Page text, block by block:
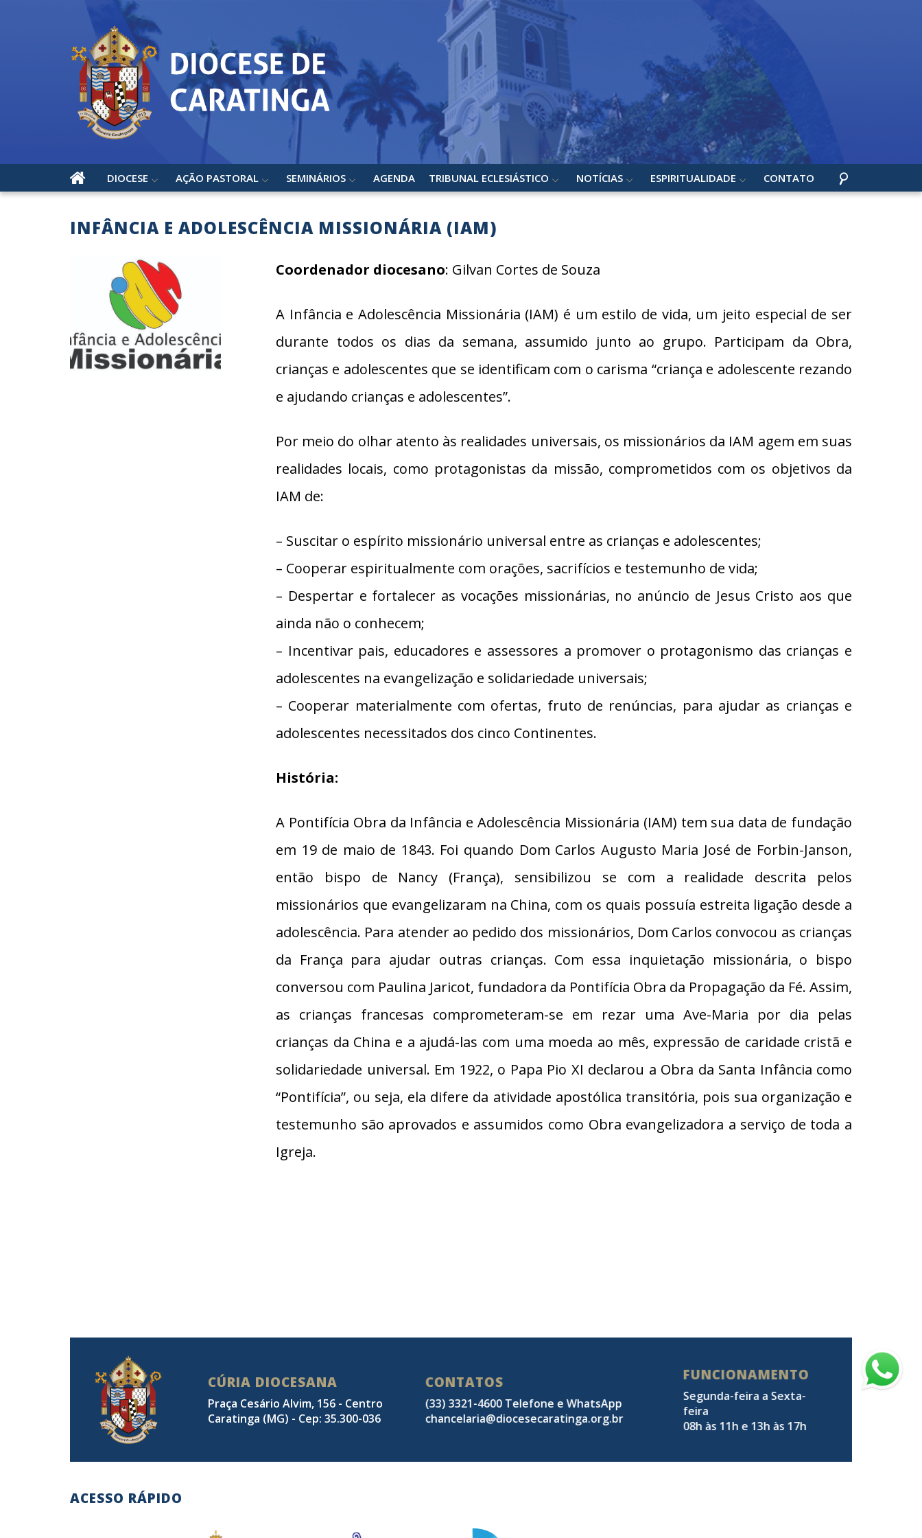
DIOCESE AÇÃO PASTORAL SEMINÁRIOS AGENDA TRIBUNAL ECLESIÁSTICO NOTÍCIAS ESPIRITUALIDADE CONTATO
INFÂNCIA E ADOLESCÊNCIA MISSIONÁRIA (IAM)
Coordenador diocesano: Gilvan Cortes de Souza
A Infância e Adolescência Missionária (IAM) é um estilo de vida, um jeito especial de ser
durante todos os dias da semana, assumido junto ao grupo. Participam da Obra,
crianças e adolescentes que se identificam com o carisma “criança e adolescente rezando
e ajudando crianças e adolescentes”.
Por meio do olhar atento às realidades universais, os missionários da IAM agem em suas
realidades locais, como protagonistas da missão, comprometidos com os objetivos da
IAM de:
– Suscitar o espírito missionário universal entre as crianças e adolescentes;
– Cooperar espiritualmente com orações, sacrifícios e testemunho de vida;
– Despertar e fortalecer as vocações missionárias, no anúncio de Jesus Cristo aos que
ainda não o conhecem;
– Incentivar pais, educadores e assessores a promover o protagonismo das crianças e
adolescentes na evangelização e solidariedade universais;
– Cooperar materialmente com ofertas, fruto de renúncias, para ajudar as crianças e
adolescentes necessitados dos cinco Continentes.
História:
A Pontifícia Obra da Infância e Adolescência Missionária (IAM) tem sua data de fundação
em 19 de maio de 1843. Foi quando Dom Carlos Augusto Maria José de Forbin-Janson,
então bispo de Nancy (França), sensibilizou se com a realidade descrita pelos
missionários que evangelizaram na China, com os quais possuía estreita ligação desde a
adolescência. Para atender ao pedido dos missionários, Dom Carlos convocou as crianças
da França para ajudar outras crianças. Com essa inquietação missionária, o bispo
conversou com Paulina Jaricot, fundadora da Pontifícia Obra da Propagação da Fé. Assim,
as crianças francesas comprometeram-se em rezar uma Ave-Maria por dia pelas
crianças da China e a ajudá-las com uma moeda ao mês, expressão de caridade cristã e
solidariedade universal. Em 1922, o Papa Pio XI declarou a Obra da Santa Infância como
“Pontifícia”, ou seja, ela difere da atividade apostólica transitória, pois sua organização e
testemunho são aprovados e assumidos como Obra evangelizadora a serviço de toda a
Igreja.
CÚRIA DIOCESANA
Praça Cesário Alvim, 156 - Centro
Caratinga (MG) - Cep: 35.300-036
CONTATOS
(33) 3321-4600 Telefone e WhatsApp
chancelaria@diocesecaratinga.org.br
FUNCIONAMENTO
Segunda-feira a Sexta-
feira
08h às 11h e 13h às 17h
ACESSO RÁPIDO